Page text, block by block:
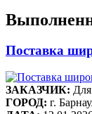
Поставка
ЗАКАЗЧИК: Для
ГОРОД: г.